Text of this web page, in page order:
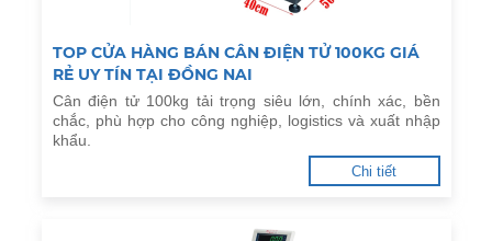
TOP CỬA HÀNG BÁN CÂN ĐIỆN TỬ 100KG GIÁ
RẺ UY TÍN TẠI ĐỒNG NAI
Cân điện tử 100kg tải trọng siêu lớn, chính xác, bền
chắc, phù hợp cho công nghiệp, logistics và xuất nhập
khẩu.
Chi tiết